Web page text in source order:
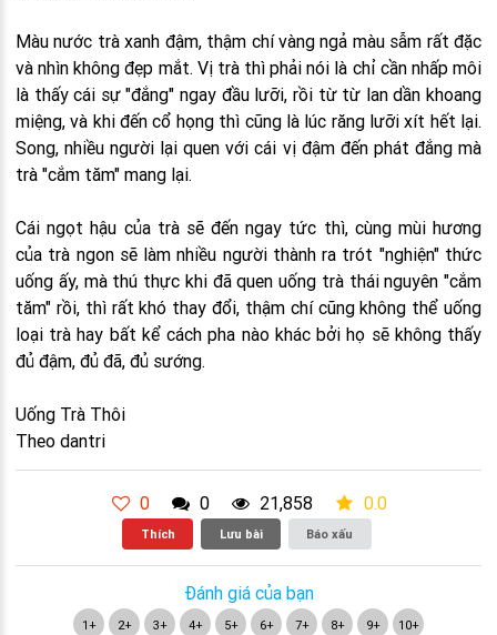
Màu nước trà xanh đậm, thậm chí vàng ngả màu sẫm rất đặc
và nhìn không đẹp mắt. Vị trà thì phải nói là chỉ cần nhấp môi
là thấy cái sự "đắng" ngay đầu lưỡi, rồi từ từ lan dần khoang
miệng, và khi đến cổ họng thì cũng là lúc răng lưỡi xít hết lại.
Song, nhiều người lại quen với cái vị đậm đến phát đắng mà
trà "cắm tăm" mang lại.
Cái ngọt hậu của trà sẽ đến ngay tức thì, cùng mùi hương
của trà ngon sẽ làm nhiều người thành ra trót "nghiện" thức
uống ấy, mà thú thực khi đã quen uống trà thái nguyên "cắm
tăm" rồi, thì rất khó thay đổi, thậm chí cũng không thể uống
loại trà hay bất kể cách pha nào khác bởi họ sẽ không thấy
đủ đậm, đủ đã, đủ sướng.
Uống Trà Thôi
Theo dantri
0 0 21,858 0.0
Thích Lưu bài Báo xấu
Đánh giá của bạn
1+ 2+ 3+ 4+ 5+ 6+ 7+ 8+ 9+ 10+